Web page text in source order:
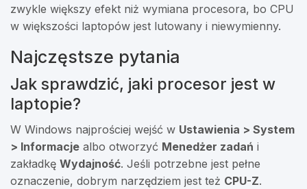
zwykle większy efekt niż wymiana procesora, bo CPU
w większości laptopów jest lutowany i niewymienny.
Najczęstsze pytania
Jak sprawdzić, jaki procesor jest w
laptopie?
W Windows najprościej wejść w Ustawienia > System
> Informacje albo otworzyć Menedżer zadań i
zakładkę Wydajność. Jeśli potrzebne jest pełne
oznaczenie, dobrym narzędziem jest też CPU-Z.